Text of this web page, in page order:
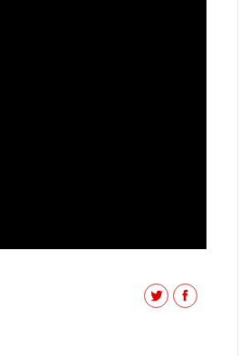
Facebook
Twitter